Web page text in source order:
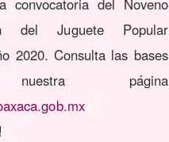
convocatoria del Noveno
del Juguete Popular
2020. Consulta las bases
página